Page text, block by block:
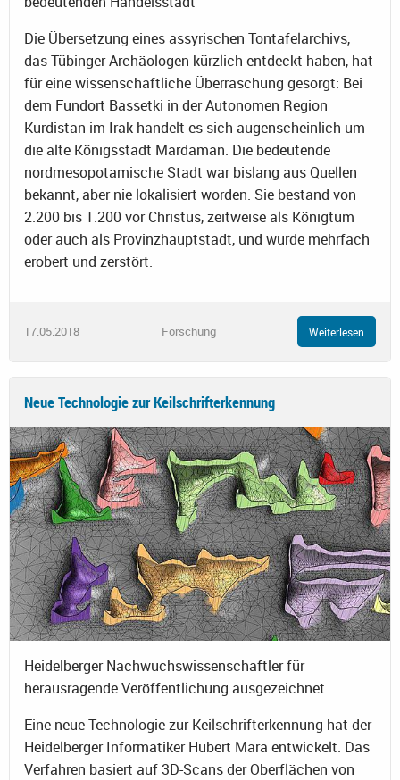
Die Übersetzung eines assyrischen Tontafelarchivs,
das Tübinger Archäologen kürzlich entdeckt haben, hat
für eine wissenschaftliche Überraschung gesorgt: Bei
dem Fundort Bassetki in der Autonomen Region
Kurdistan im Irak handelt es sich augenscheinlich um
die alte Königsstadt Mardaman. Die bedeutende
nordmesopotamische Stadt war bislang aus Quellen
bekannt, aber nie lokalisiert worden. Sie bestand von
2.200 bis 1.200 vor Christus, zeitweise als Königtum
oder auch als Provinzhauptstadt, und wurde mehrfach
erobert und zerstört.
17.05.2018 Forschung Weiterlesen
Neue Technologie zur Keilschrifterkennung
Heidelberger Nachwuchswissenschaftler für
herausragende Veröffentlichung ausgezeichnet
Eine neue Technologie zur Keilschrifterkennung hat der
Heidelberger Informatiker Hubert Mara entwickelt. Das
Verfahren basiert auf 3D-Scans der Oberflächen von